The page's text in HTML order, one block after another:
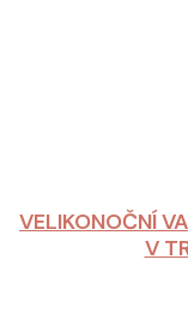
VELIKONOČNÍ
V